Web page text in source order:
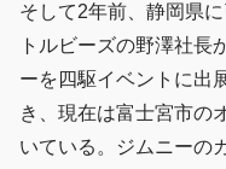
そして2年前、静岡県
トルビーズの野澤社長
ーを四駆イベントに出
き、現在は富士宮市の
いている。ジムニーの